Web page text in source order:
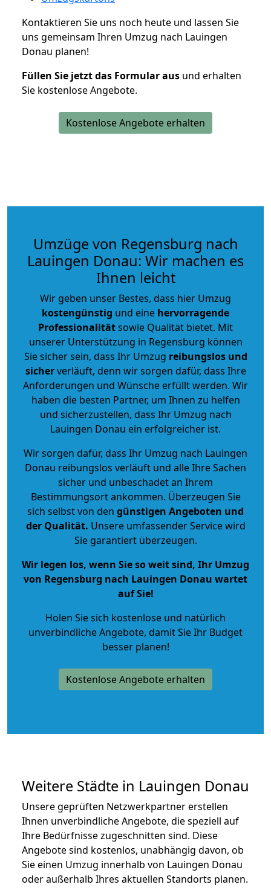
Kontaktieren Sie uns noch heute und lassen Sie
uns gemeinsam Ihren Umzug nach Lauingen
Donau planen!
Füllen Sie jetzt das Formular aus und erhalten
Sie kostenlose Angebote.
Kostenlose Angebote erhalten
Umzüge von Regensburg nach
Lauingen Donau: Wir machen es
Ihnen leicht
Wir geben unser Bestes, dass hier Umzug
kostengünstig und eine hervorragende
Professionalitätsowie Qualität bietet. Mit
unserer Unterstützung in Regensburg können
Sie sicher sein, dass Ihr Umzug reibungslos und
sicherverläuft, denn wir sorgen dafür, dass Ihre
Anforderungen und Wünsche erfüllt werden. Wir
haben die besten Partner, um Ihnen zu helfen
und sicherzustellen, dass Ihr Umzug nach
Lauingen Donau ein erfolgreicher ist.
Wir sorgen dafür, dass Ihr Umzug nach Lauingen
Donau reibungslos verläuft und alle Ihre Sachen
sicher und unbeschadet an Ihrem
Bestimmungsort ankommen. Überzeugen Sie
sich selbst von den günstigen Angeboten und
der Qualität. Unsere umfassender Service wird
Sie garantiert überzeugen.
Wir legen los, wenn Sie so weit sind, Ihr Umzug
von Regensburg nach Lauingen Donau wartet
auf Sie!
Holen Sie sich kostenlose und natürlich
unverbindliche Angebote, damit Sie Ihr Budget
besser planen!
Kostenlose Angebote erhalten
Weitere Städte in Lauingen Donau
Unsere geprüften Netzwerkpartner erstellen
Ihnen unverbindliche Angebote, die speziell auf
Ihre Bedürfnisse zugeschnitten sind. Diese
Angebote sind kostenlos, unabhängig davon, ob
Sie einen Umzug innerhalb von Lauingen Donau
oder außerhalb Ihres aktuellen Standorts planen.